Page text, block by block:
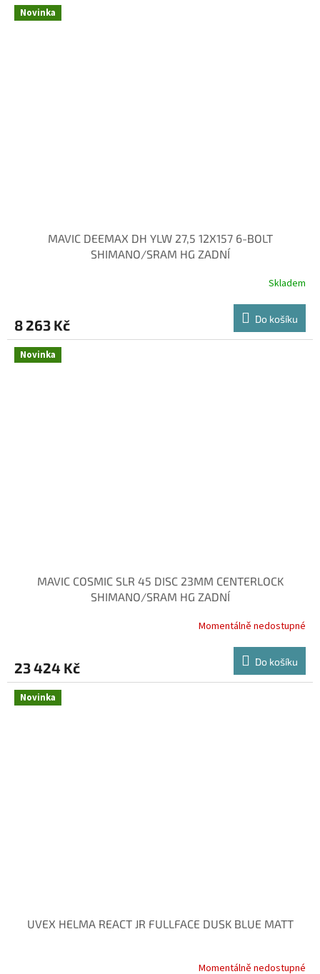
Novinka
MAVIC DEEMAX DH YLW 27,5 12X157 6-BOLT
SHIMANO/SRAM HG ZADNÍ
Skladem
8 263 Kč Do košíku
Novinka
MAVIC COSMIC SLR 45 DISC 23MM CENTERLOCK
SHIMANO/SRAM HG ZADNÍ
Momentálně nedostupné
23 424 Kč Do košíku
Novinka
UVEX HELMA REACT JR FULLFACE DUSK BLUE MATT
Momentálně nedostupné